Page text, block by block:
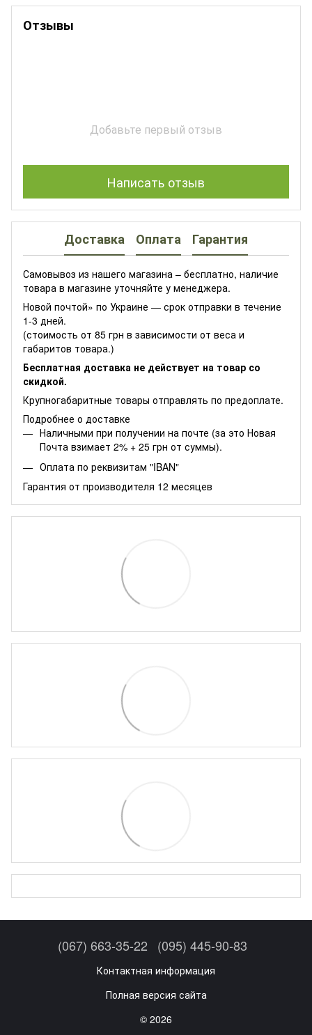
Отзывы
Добавьте первый отзыв
Написать отзыв
Доставка Оплата Гарантия
Самовывоз из нашего магазина – бесплатно, наличие
товара в магазине уточняйте у менеджера.
Новой почтой» по Украине — срок отправки в течение
1-3 дней.
(стоимость от 85 грн в зависимости от веса и
габаритов товара.)
Бесплатная доставка не действует на товар со
скидкой.
Крупногабаритные товары отправлять по предоплате.
Подробнее о доставке
Наличными при получении на почте (за это Новая
Почта взимает 2% + 25 грн от суммы).
Оплата по реквизитам "IBAN"
Гарантия от производителя 12 месяцев
(067) 663-35-22 (095) 445-90-83
Контактная информация
Полная версия сайта
© 2026